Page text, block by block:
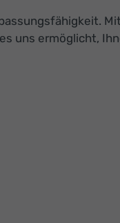
uns ermöglicht,